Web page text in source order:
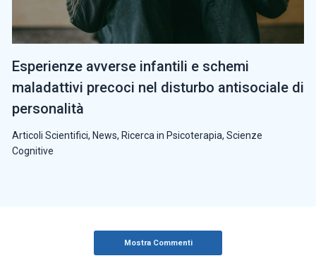
Esperienze avverse infantili e schemi
maladattivi precoci nel disturbo antisociale di
personalità
Articoli Scientifici, News, Ricerca in Psicoterapia, Scienze
Cognitive
Mostra Commenti